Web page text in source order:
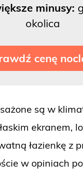
minusy:
okolica
cenę
są w
ekranem,
łazienkę z
w opiniach